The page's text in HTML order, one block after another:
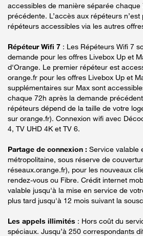
accessibles de manière séparée
précédente. L’accès aux répéteurs
répéteurs accessibles via les autres
Répéteur Wifi 7 : Les Répéteurs Wifi 7
demande pour les offres Livebox Up et
d'Orange. Le premier répéteur est
orange.fr pour les offres Livebox Up et
supplémentaires sur Max sont
chaque 72h après la demande
répéteurs dépend de la taille de votre
sur orange.fr). Connexion wifi avec
4, TV UHD 4K et TV 6.
Partage de connexion : Service valable
métropolitaine, sous réserve de
réseaux.orange.fr), pour les nouveaux
rendez-vous ou Fibre. Crédit internet
valable jusqu'à la mise en service de
plus tard jusqu'à 12 mois suivant la
Les appels illimités : Hors coût du
spéciaux. Jusqu’à 250 correspondants